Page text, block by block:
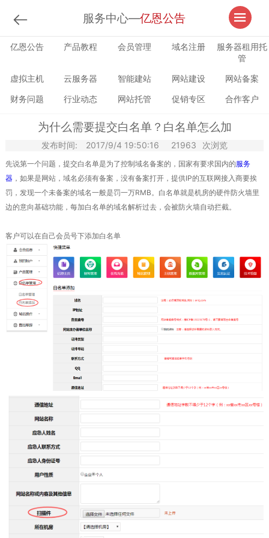
服务中心—亿恩公告
亿恩公告 产品教程 会员管理 域名注册
服务器租用托
管
虚拟主机
云服务器 智能建站 网站建设
网站备案
财务问题
行业动态 网站托管 促销专区 合作客户
为什么需要提交白名单？白名单怎么加
发布时间: 2017/9/4 19:50:16 21963 次浏览
先说第一个问题，提交白名单是为了控制域名备案的，国家有要求国内的服务
器，如果是网站，域名必须有备案，没有备案打开，提供IP的互联网接入商要挨
罚，发现一个未备案的域名一般是罚一万RMB。白名单就是机房的硬件防火墙里
边的意向基础功能，每加白名单的域名解析过去，会被防火墙自动拦截。
客户可以在自己会员号下添加白名单